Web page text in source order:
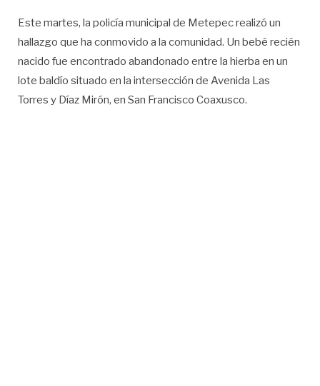
Este martes, la policía municipal de Metepec realizó un
hallazgo que ha conmovido a la comunidad. Un bebé recién
nacido fue encontrado abandonado entre la hierba en un
lote baldío situado en la intersección de Avenida Las
Torres y Díaz Mirón, en San Francisco Coaxusco.